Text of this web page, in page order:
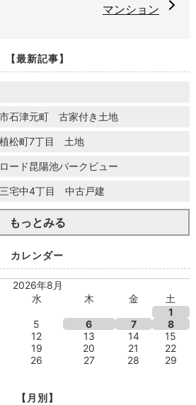
マンション
【最新記事】
石津元町 古家付き土地
松町7丁目 土地
ド昆陽池パークビュー
宅中4丁目 中古戸建
もっとみる
カレンダー
2026年8月
水 木 金
土
1
5 6 7
8
12 13 14
15
19 20 21
22
26 27 28
29
【月別】